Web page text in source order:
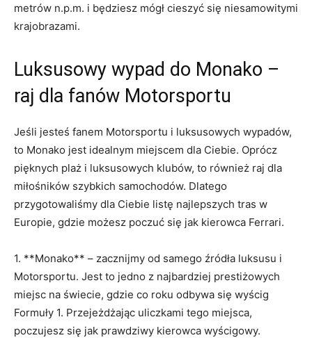
metrów n.p.m. i będziesz mógł cieszyć‌ się niesamowitymi
krajobrazami.
Luksusowy ​wypad‌ do Monako –
raj dla fanów Motorsportu
Jeśli jesteś fanem Motorsportu i luksusowych wypadów,
‌to Monako jest idealnym​ miejscem dla Ciebie. Oprócz
pięknych​ plaż‌ i ‌luksusowych klubów, ⁤to również raj dla
miłośników ‍szybkich ⁤samochodów. Dlatego
przygotowaliśmy​ dla Ciebie listę najlepszych tras w
Europie, gdzie możesz poczuć się jak kierowca ‍Ferrari.
1. **Monako** – zacznijmy od samego ⁤źródła ⁢luksusu⁢ i
Motorsportu. ​Jest ⁣to jedno z najbardziej⁢ prestiżowych
miejsc na świecie, ⁤gdzie co roku odbywa się⁤ wyścig
Formuły 1. Przejeżdżając‌ uliczkami tego miejsca,
poczujesz się ‍jak prawdziwy kierowca wyścigowy.